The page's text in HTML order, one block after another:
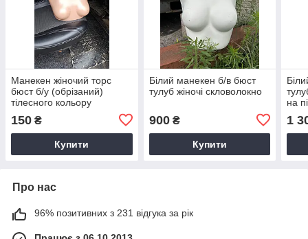
Манекен жіночий торс
бюст б/у (обрізаний)
тілесного кольору
150 ₴
Купити
Білий манекен б/в бюст
тулуб жіночі скловолокно
900₴
Купити
на
1
Про нас
96% позитивних з 231 відгука за рік